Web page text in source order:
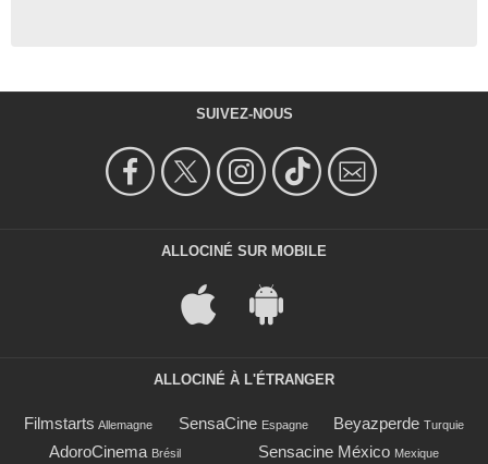
SUIVEZ-NOUS
ALLOCINÉ SUR MOBILE
ALLOCINÉ À L'ÉTRANGER
Filmstarts Allemagne SensaCine Espagne Beyazperde Turquie
AdoroCinema Brésil Sensacine México Mexique